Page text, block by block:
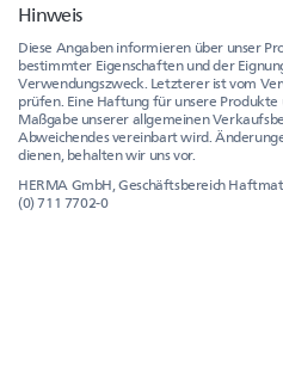
Hinweis
Diese Angaben informieren über unser
bestimmter Eigenschaften und der
Verwendungszweck. Letzterer ist vom
prüfen. Eine Haftung für unsere Produkte
Maßgabe unserer allgemeinen
Abweichendes vereinbart wird.
dienen, behalten wir uns vor.
HERMA GmbH, Geschäftsbereich
(0) 711 7702-0